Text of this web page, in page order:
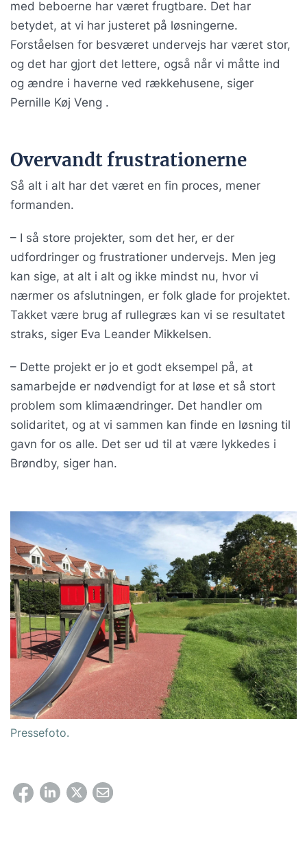
med beboerne har været frugtbare. Det har
betydet, at vi har justeret på løsningerne.
Forståelsen for besværet undervejs har været stor,
og det har gjort det lettere, også når vi måtte ind
og ændre i haverne ved rækkehusene, siger
Pernille Køj Veng .
Overvandt frustrationerne
Så alt i alt har det været en fin proces, mener
formanden.
– I så store projekter, som det her, er der
udfordringer og frustrationer undervejs. Men jeg
kan sige, at alt i alt og ikke mindst nu, hvor vi
nærmer os afslutningen, er folk glade for projektet.
Takket være brug af rullegræs kan vi se resultatet
straks, siger Eva Leander Mikkelsen.
– Dette projekt er jo et godt eksempel på, at
samarbejde er nødvendigt for at løse et så stort
problem som klimaændringer. Det handler om
solidaritet, og at vi sammen kan finde en løsning til
gavn for os alle. Det ser ud til at være lykkedes i
Brøndby, siger han.
Pressefoto.